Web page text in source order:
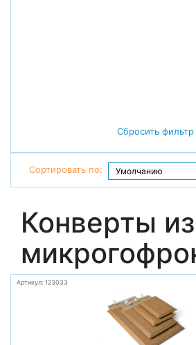
Сбросить фильтр
Сортировать по:
Конверты из
Артикул: 123033